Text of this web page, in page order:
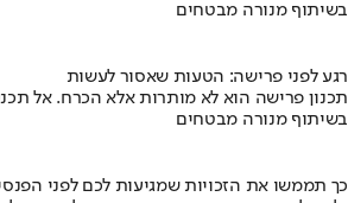
בשיתוף מנורה מבטחים
רגע לפני פרישה: הטעות שאסור לעשות
תכנון פרישה הוא לא מותרות אלא הכרח. אל
בשיתוף מנורה מבטחים
כך תממשו את הזכויות שמגיעות לכם לפני